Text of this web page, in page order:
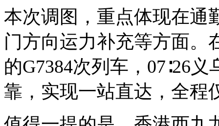
本次调图，重点体现在通
门方向运力补充等方面。
的G7384次列车，07∶26
靠，实现一站直达，全程